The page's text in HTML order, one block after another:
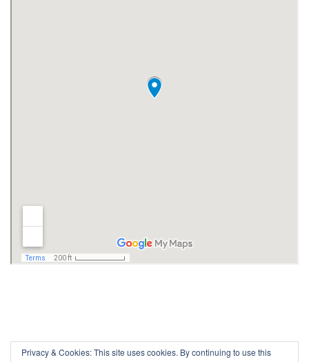
Privacy & Cookies: This site uses cookies. By continuing to use this